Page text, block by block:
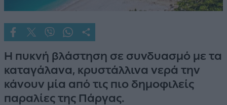
Η πυκνή βλάστηση σε συνδυασμό με τα
καταγάλανα, κρυστάλλινα νερά την
κάνουν μία από τις πιο δημοφιλείς
παραλίες της Πάργας.